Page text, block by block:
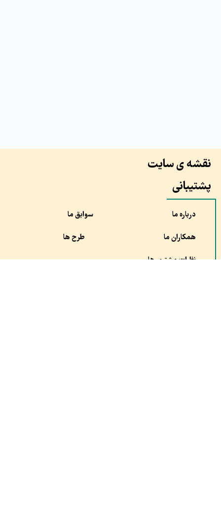
نقشه ی سایت
پشتیبانی
درباره ما سوابق ما
همکاران ما طرح ها
نظرات مشتری ها